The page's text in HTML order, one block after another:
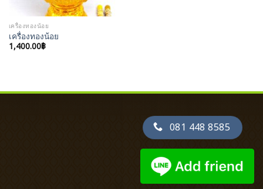
เครื่องทองน้อย
เครื่องทองน้อย
1,400.00฿
081 448 8585